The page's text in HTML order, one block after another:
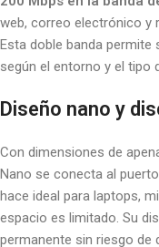
web, correo electrónico y
Esta doble banda
según el entorno y el tipo
Diseño nano y
Con dimensiones de
Nano se conecta al
hace ideal para laptops,
espacio es limitado. Su
permanente sin riesgo de